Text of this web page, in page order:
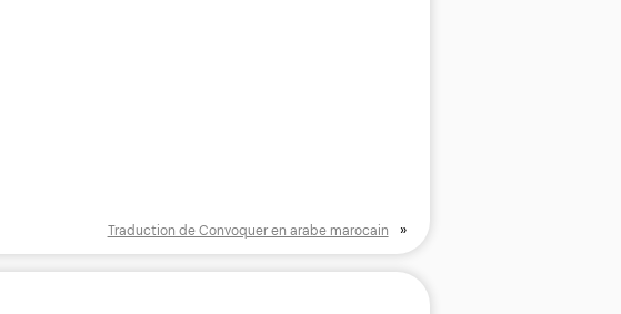
Traduction de Convoquer en arabe marocain »